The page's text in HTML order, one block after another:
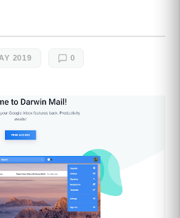
2019 0